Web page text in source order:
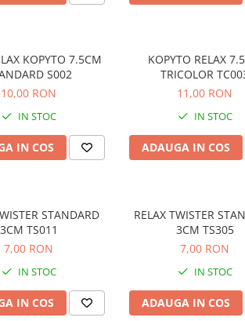
KOPYTO 7.5CM
S002
10,00 RON
IN STOC
IN COS
KOPYTO RELAX
TRICOLOR
11,00 RON
IN STOC
ADAUGA IN COS
STANDARD
3CM TS011
7,00 RON
IN STOC
IN COS
RELAX TWISTER
3CM TS305
7,00 RON
IN STOC
ADAUGA IN COS